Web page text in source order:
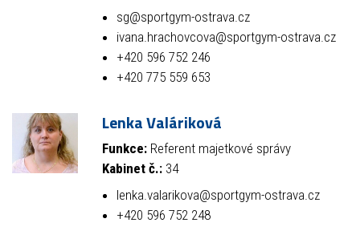
sg@sportgym-ostrava.cz
ivana.hrachovcova@sportgym-ostrava.cz
+420 596 752 246
+420 775 559 653
Lenka Valáriková
Funkce: Referent majetkové správy
Kabinet č.: 34
lenka.valarikova@sportgym-ostrava.cz
+420 596 752 248